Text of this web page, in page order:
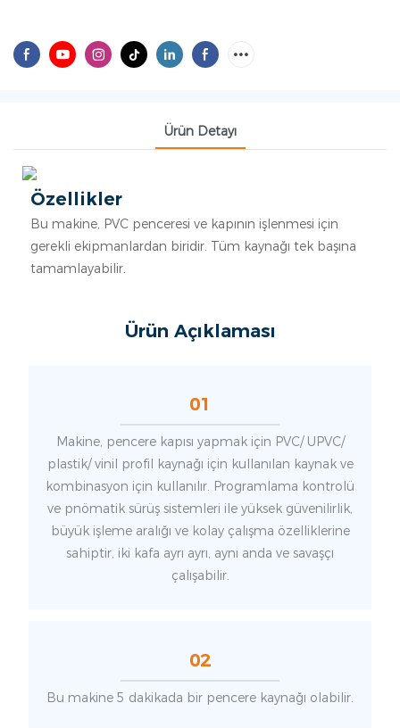
Ürün Detayı
Özellikler
Bu makine, PVC penceresi ve kapının işlenmesi için
gerekli ekipmanlardan biridir. Tüm kaynağı tek başına
tamamlayabilir.
Ürün Açıklaması
01
Makine, pencere kapısı yapmak için PVC/ UPVC/
plastik/ vinil profil kaynağı için kullanılan kaynak ve
kombinasyon için kullanılır. Programlama kontrolü
ve pnömatik sürüş sistemleri ile yüksek güvenilirlik,
büyük işleme aralığı ve kolay çalışma özelliklerine
sahiptir, iki kafa ayrı ayrı, aynı anda ve savaşçı
çalışabilir.
02
Bu makine 5 dakikada bir pencere kaynağı olabilir.